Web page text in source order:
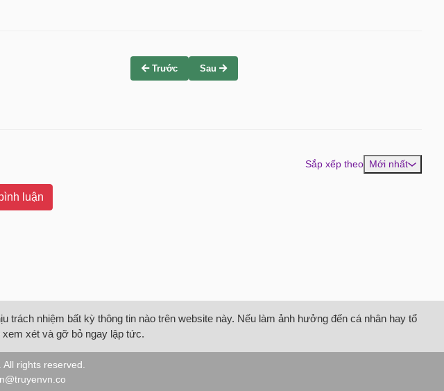
Trước Sau
Sắp xếp theo Mới nhất
luận
nhiệm bất kỳ thông tin nào trên website này. Nếu làm ảnh hưởng đến cá nhân hay tổ
xét và gỡ bỏ ngay lập tức.
. All rights reserved.